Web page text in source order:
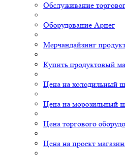
Обслуживание
Оборудование Арнег
Мерчандайзинг
Купить продуктовый
Цена на холодильный
Цена на морозильный
Цена торгового
Цена на проект